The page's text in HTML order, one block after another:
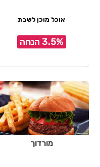
אוכל מוכן לשבת
3.5% הנחה
מורדוך